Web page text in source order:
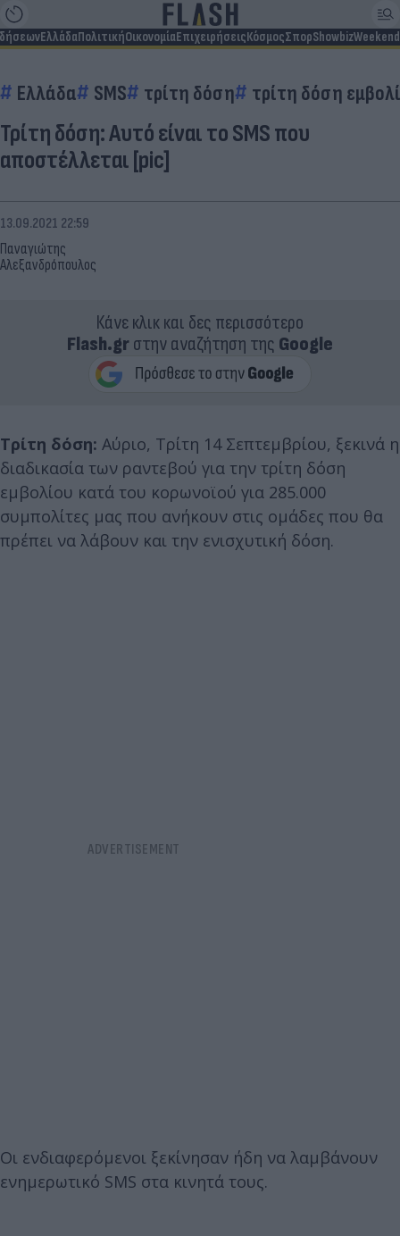
ΕλλάδαΠολιτικήΟικονομίαΕπιχειρήσειςΚόσμοςΣπορShowbizWeekend
Ελλάδα SMS τρίτη δόση τρίτη δόση
Τρίτη δόση: Αυτό είναι το SMS που
αποστέλλεται [pic]
Παναγιώτης
Αλεξανδρόπουλος
13.09.2021 22:59
Κάνε κλικ και δες περισσότερο
Flash.grστην αναζήτηση της Google
Τρίτη δόση: Aύριο, Τρίτη 14 Σεπτεμβρίου, ξεκινά η
διαδικασία των ραντεβού για την τρίτη δόση
εμβολίου κατά του κορωνοϊού για 285.000
συμπολίτες μας που ανήκουν στις ομάδες που θα
πρέπει να λάβουν και την ενισχυτική δόση.
Οι ενδιαφερόμενοι ξεκίνησαν ήδη να λαμβάνουν
ενημερωτικό SMS στα κινητά τους.